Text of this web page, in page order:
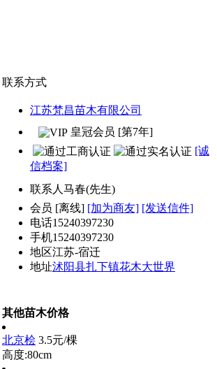
联系方式
江苏梵昌苗木有限公司
皇冠会员 [第7年]
[诚
信档案]
联系人 马春(先生)
会员 [离线] [加为商友] [发送信件]
电话15240397230
手机15240397230
地区江苏-宿迁
地址沭阳县扎下镇花木大世界
其他苗木价格
北京桧 3.5元/棵
高度:80cm